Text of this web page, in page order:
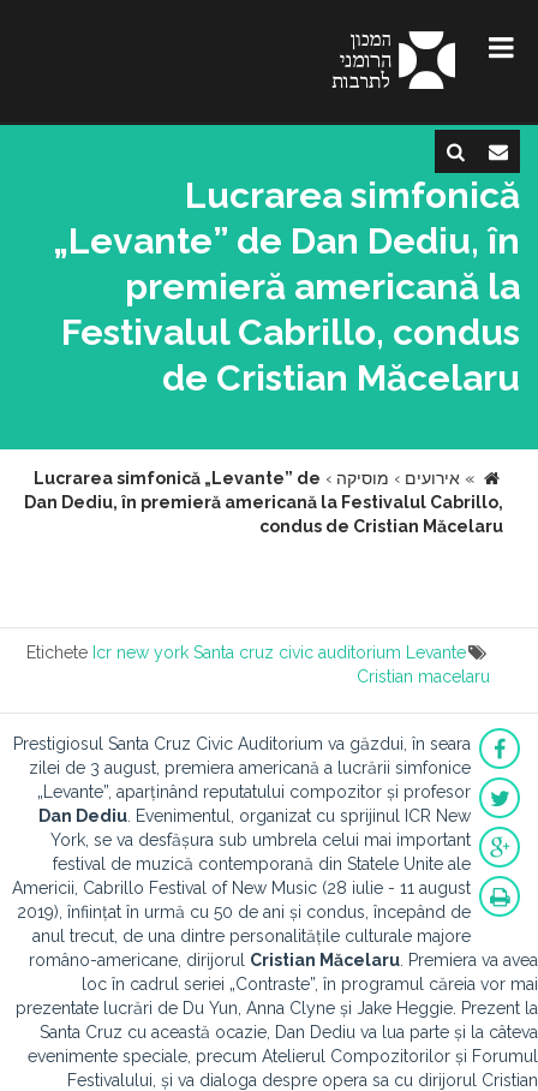
Lucrarea simfonică
„Levante” de Dan Dediu, în
premieră americană la
Festivalul Cabrillo, condus
de Cristian Măcelaru
» אירועים › מוסיקה ›
Lucrarea simfonică „Levante” de
Dan Dediu, în premieră americană la Festivalul Cabrillo,
condus de Cristian Măcelaru
Etichete Icr new york Santa cruz civic auditorium
Levante
Cristian macelaru
Prestigiosul Santa Cruz Civic Auditorium va găzdui, în seara
zilei de 3 august, premiera americană a lucrării simfonice
„Levante”, aparținând reputatului compozitor și profesor
Dan Dediu . Evenimentul, organizat cu sprijinul ICR New
York, se va desfășura sub umbrela celui mai important
festival de muzică contemporană din Statele Unite ale
Americii, Cabrillo Festival of New Music (28 iulie - 11 august
2019), înființat în urmă cu 50 de ani și condus, începând de
anul trecut, de una dintre personalitățile culturale majore
româno-americane, dirijorul Cristian Măcelaru . Premiera va avea
loc în cadrul seriei „Contraste”, în programul căreia vor mai
prezentate lucrări de Du Yun, Anna Clyne și Jake Heggie. Prezent la
Santa Cruz cu această ocazie, Dan Dediu va lua parte și la câteva
evenimente speciale, precum Atelierul Compozitorilor și Forumul
Festivalului, și va dialoga despre opera sa cu dirijorul Cristian